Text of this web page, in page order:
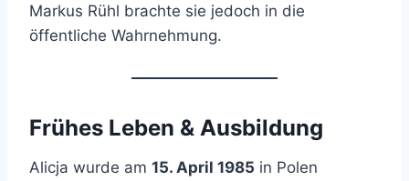
Markus Rühl brachte sie jedoch in die
öffentliche Wahrnehmung.
Frühes Leben & Ausbildung
Alicja wurde am 15. April 1985 in Polen